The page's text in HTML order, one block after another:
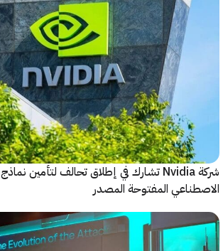
شركة Nvidia تشارك في إطلاق تحالف لتأمين نماذج الذكاء
المفتوحة المصدر